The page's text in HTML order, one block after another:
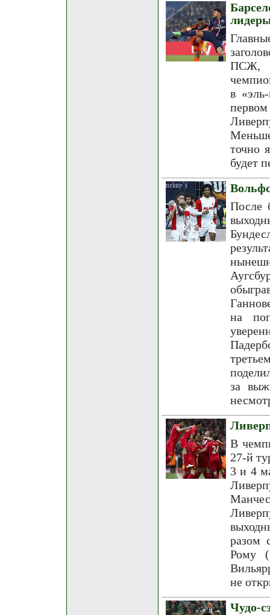
ПСЖ,
в
точно
будет
После
на
за
В
27-й
3 и 4
разом
Рому
не
Чудо-